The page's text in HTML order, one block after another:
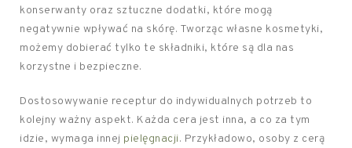
konserwanty oraz sztuczne dodatki, które mogą
negatywnie wpływać na skórę. Tworząc własne kosmetyki,
możemy dobierać tylko te składniki, które są dla nas
korzystne i bezpieczne.
Dostosowywanie receptur do indywidualnych potrzeb to
kolejny ważny aspekt. Każda cera jest inna, a co za tym
idzie, wymaga innej pielęgnacji. Przykładowo, osoby z cerą